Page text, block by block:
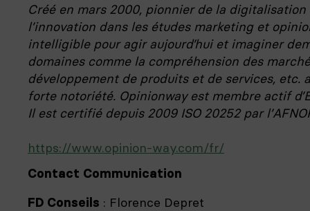
Créé en mars 2000, pionnier de la
l’innovation dans les études marketing et
intelligible pour agir aujourd’hui et imaginer
domaines comme la compréhension des
développement de produits et de services, etc.
forte notoriété. Opinionway est membre actif
Il est certifié depuis 2009 ISO 20252 par
https://www.opinion-way.com/fr/
Contact Communication
FD Conseils : Florence Depret